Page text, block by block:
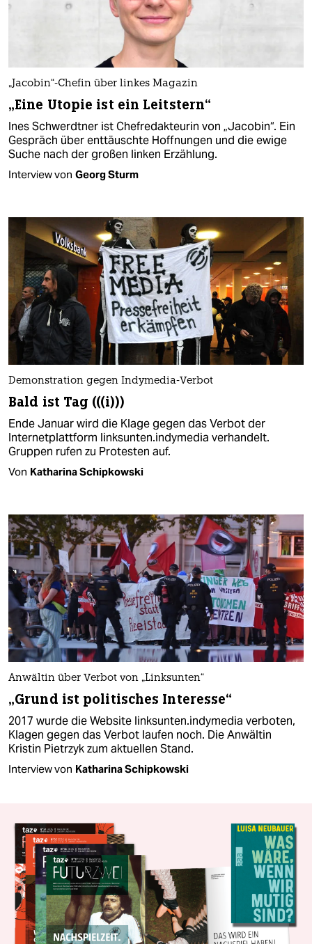
„Jacobin“-Chefin über linkes Magazin
„Eine Utopie ist ein Leitstern“
Ines Schwerdtner ist Chefredakteurin von „Jacobin“. Ein
Gespräch über enttäuschte Hoffnungen und die ewige
Suche nach der großen linken Erzählung.
Interview von Georg Sturm
Demonstration gegen Indymedia-Verbot
Bald ist Tag (((i)))
Ende Januar wird die Klage gegen das Verbot der
Internetplattform linksunten.indymedia verhandelt.
Gruppen rufen zu Protesten auf.
Von Katharina Schipkowski
Anwältin über Verbot von „Linksunten“
„Grund ist politisches Interesse“
2017 wurde die Website linksunten.indymedia verboten,
Klagen gegen das Verbot laufen noch. Die Anwältin
Kristin Pietrzyk zum aktuellen Stand.
Interview von Katharina Schipkowski